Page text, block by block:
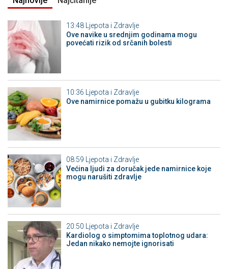
13:48 Ljepota i Zdravlje
Ove navike u srednjim godinama mogu
povećati rizik od srčanih bolesti
10:36
Ljepota i Zdravlje
Ove namirnice pomažu u gubitku kilograma
08:59 Ljepota i Zdravlje
Većina ljudi za doručak jede namirnice koje
mogu narušiti zdravlje
20:50
Ljepota i Zdravlje
Kardiolog o simptomima toplotnog udara:
Jedan nikako nemojte ignorisati